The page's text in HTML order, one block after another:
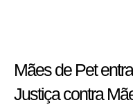
Mães de Pet
Justiça contra